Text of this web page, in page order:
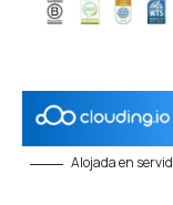
Alojada en